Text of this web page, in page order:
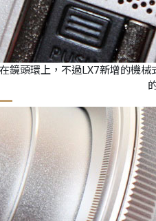
鏡頭環上，不過LX7新增的機